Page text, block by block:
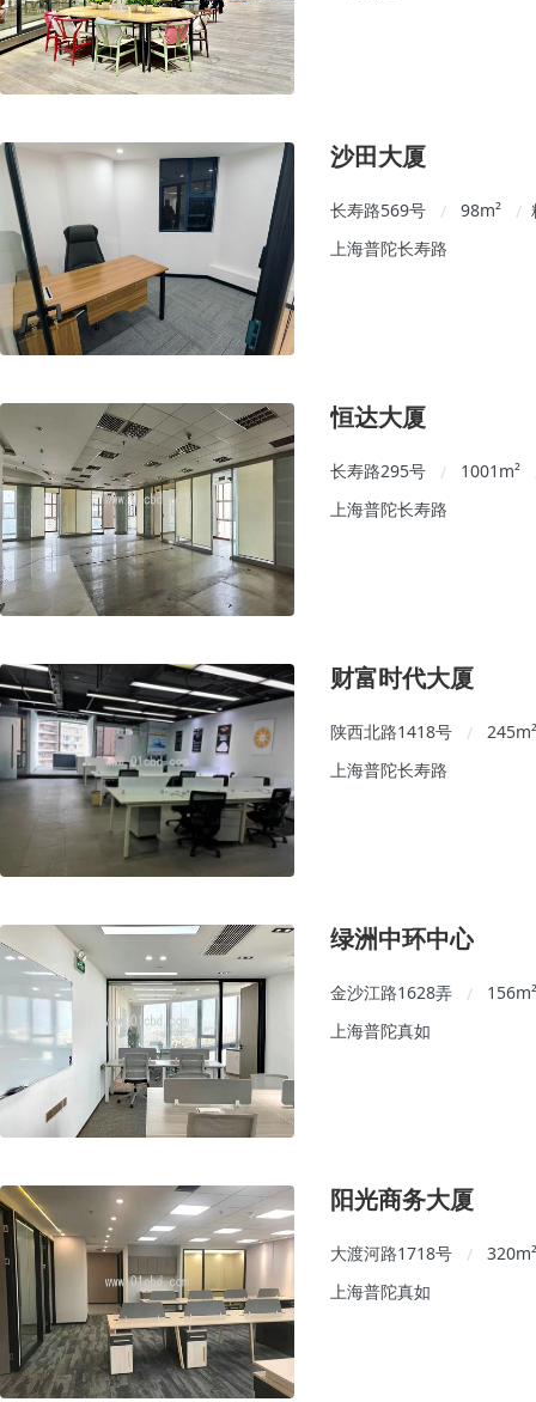
沙田大厦
长寿路569号 / 98m² /
上海普陀长寿路
恒达大厦
长寿路295号 / 1001 m²
上海普陀长寿路
财富时代大厦
陕西北路1418号 / 245
上海普陀长寿路
绿洲中环中心
金沙江路1628弄 / 156
上海普陀真如
阳光商务大厦
大渡河路1718号 / 320
上海普陀真如